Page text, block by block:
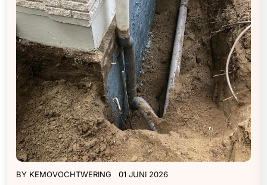
BY KEMOVOCHTWERING 01 JUNI 2026